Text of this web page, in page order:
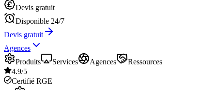
Devis gratuit
Disponible 24/7
Devis gratuit
Agences
Produits
Services Agences
Ressources
4.9/5
Certifié RGE